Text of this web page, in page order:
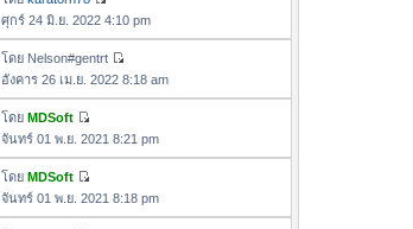
า
สุ
ม
ล่
า
สุ
ค
ว
า
ม
ล่
สุ
ดู
ข้
อ
ค
ว
ม
ล่
สุ
ศุกร์ 24 มิ.ย. 2022 4:10 pm
โดย Nelson#gentrt
ดู
ข้
ค
ว
ม
ล่
อังคาร 26 เม.ย. 2022 8:18 am
โดย MDSoft
ดู
ข้
ค
ว
จันทร์ 01 พ.ย. 2021 8:21 pm
โดย MDSoft
ดู
ข้
จันทร์ 01 พ.ย. 2021 8:18 pm